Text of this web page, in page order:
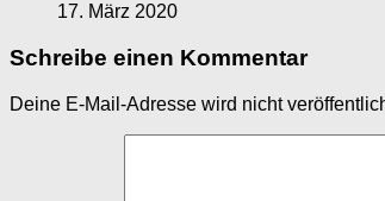
17. März 2020
Schreibe einen Kommentar
Deine E-Mail-Adresse wird nicht